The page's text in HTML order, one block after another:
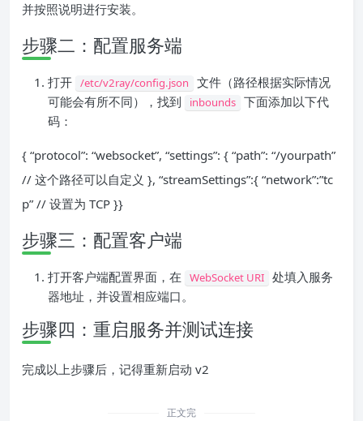
并按照说明进行安装。
步骤二：配置服务端
打开 /etc/v2ray/config.json
文件（路径根据实际情况
可能会有所不同），找到
inbounds 下面添加以下代
码：
{ “protocol”: “websocket”, “settings”: { “path”: “/yourpath”
// 这个路径可以自定义 }, “streamSettings”:{ “network”:”tc
p” // 设置为 TCP }}
步骤三：配置客户端
打开客户端配置界面，在 WebSocket URI 处填入服务
器地址，并设置相应端口。
步骤四：重启服务并测试连接
完成以上步骤后，记得重新启动 v2
正文完